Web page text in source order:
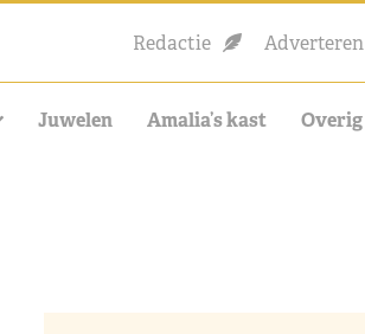
Redactie Adverteren
Juwelen Amalia’s kast Overig